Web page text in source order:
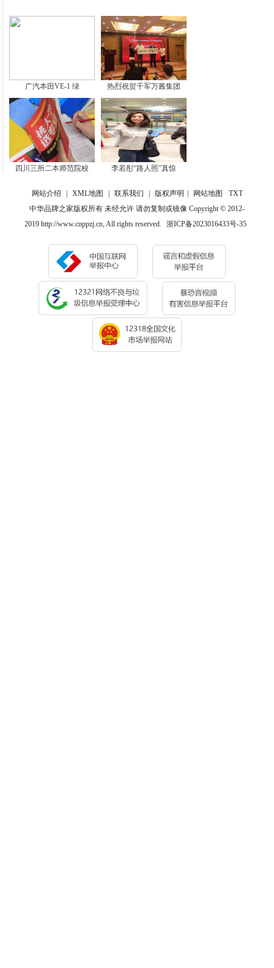
广汽本田VE-1 绿 热烈祝贺千军万酱集团
四川三所二本师范院校 李若彤“路人照”真惊
网站介绍 XML地图 联系我们 版权声明 网站地图
TXT
中华品牌之家版权所有 未经允许 请勿复制或镜像 Copyright © 2012-
2019 http://www.cnppzj.cn, All rights reserved.
浙ICP备2023016433号-35